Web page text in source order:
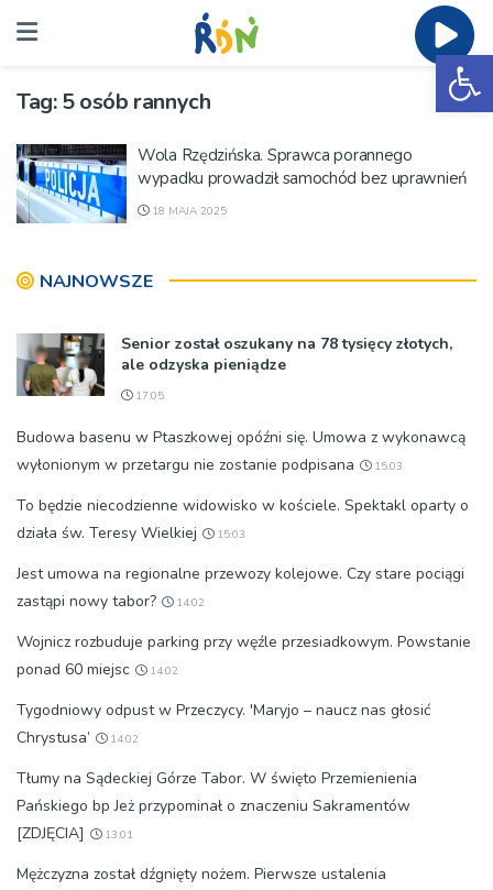
Tag:5 osób rannych
Wola Rzędzińska. Sprawca porannego
wypadku prowadził samochód bez uprawnień
18 MAJA 2025
NAJNOWSZE
Senior został oszukany na 78 tysięcy złotych,
ale odzyska pieniądze
17:05
Budowa basenu w Ptaszkowej opóźni się. Umowa z wykonawcą
wyłonionym w przetargu nie zostanie podpisana
15:03
To będzie niecodzienne widowisko w kościele. Spektakl oparty o
działa św. Teresy Wielkiej
15:03
Jest umowa na regionalne przewozy kolejowe. Czy stare pociągi
zastąpi nowy tabor?
14:02
Wojnicz rozbuduje parking przy węźle przesiadkowym. Powstanie
ponad 60 miejsc
14:02
Tygodniowy odpust w Przeczycy. 'Maryjo – naucz nas głosić
Chrystusa’
14:02
Tłumy na Sądeckiej Górze Tabor. W święto Przemienienia
Pańskiego bp Jeż przypominał o znaczeniu Sakramentów
[ZDJĘCIA]
13:01
Mężczyzna został dźgnięty nożem. Pierwsze ustalenia